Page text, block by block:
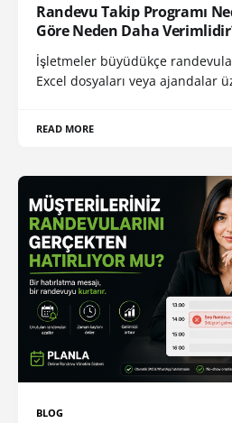
Randevu Takip Programı
Göre Neden Daha
İşletmeler büyüdükçe
Excel dosyaları veya ajandalar
READ MORE
BLOG